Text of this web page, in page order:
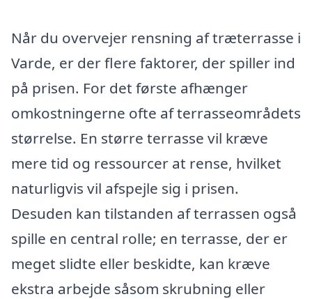
Når du overvejer rensning af træterrasse i
Varde, er der flere faktorer, der spiller ind
på prisen. For det første afhænger
omkostningerne ofte af terrasseområdets
størrelse. En større terrasse vil kræve
mere tid og ressourcer at rense, hvilket
naturligvis vil afspejle sig i prisen.
Desuden kan tilstanden af terrassen også
spille en central rolle; en terrasse, der er
meget slidte eller beskidte, kan kræve
ekstra arbejde såsom skrubning eller